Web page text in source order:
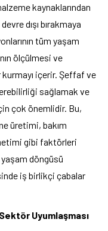
kaynaklarından
dışı bırakmaya
tüm yaşam
ölçülmesi ve
içerir. Şeffaf ve
sağlamak ve
çok önemlidir. Bu,
üretimi, bakım
gibi faktörleri
yaşam döngüsü
iş birlikçi çabalar
Uyumlaşması